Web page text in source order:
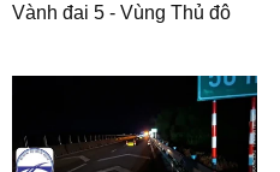
Vành đai 5 - Vùng Thủ đô